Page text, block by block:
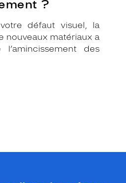
?
défaut visuel, la
nouveaux matériaux a
l’amincissement des